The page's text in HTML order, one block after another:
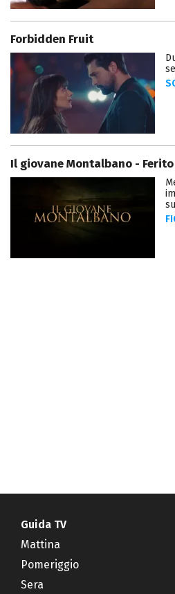
Forbidden Fruit
Il giovane Montalbano -
Guida TV
Mattina
Pomeriggio
Sera